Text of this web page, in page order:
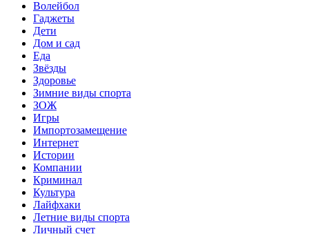
Волейбол
Гаджеты
Дети
Дом и сад
Еда
Звёзды
Здоровье
Зимние виды спорта
ЗОЖ
Игры
Импортозамещение
Интернет
Истории
Компании
Криминал
Культура
Лайфхаки
Летние виды спорта
Личный счет